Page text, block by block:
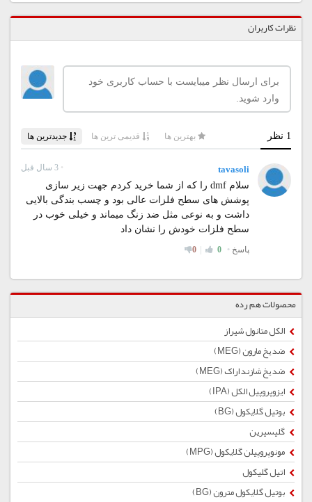
نظرات کاربران
محصولات هم رده
الکل متانول شیراز
ضد یخ مارون (MEG)
ضد یخ شازند اراک (MEG)
ایزوپروپیل الکل (IPA)
بوتیل گلایكول (BG)
گلیسیرین
مونوپروپیلن گلایکول (MPG)
اتیل گلیکول
بوتیل گلایكول مترون (BG)